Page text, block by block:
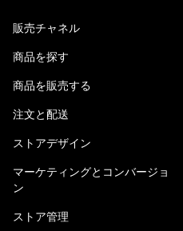
販売チャネル
商品を探す
商品を販売する
注文と配送
ストアデザイン
マーケティングとコンバージョ
ン
ストア管理